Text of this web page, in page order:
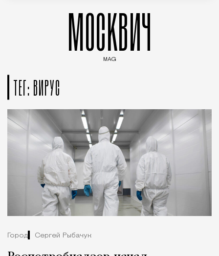
МОСКВИЧ
MAG
ТЕГ: ВИРУС
Город Сергей Рыбачук